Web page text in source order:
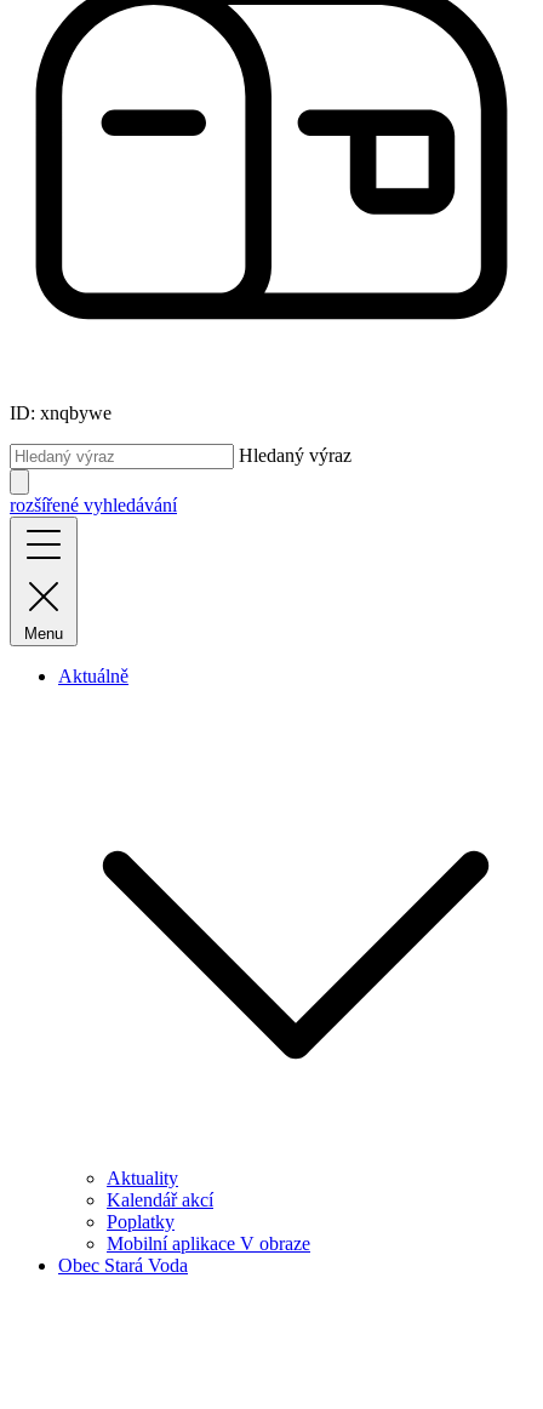
ID: xnqbywe
Hledaný výraz
rozšířené vyhledávání
Menu
Aktuálně
Aktuality
Kalendář akcí
Poplatky
Mobilní aplikace V obraze
Obec Stará Voda